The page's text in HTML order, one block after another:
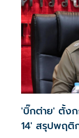
'บิ๊กต่าย' ตั้ง
14' สรุปพฤติ